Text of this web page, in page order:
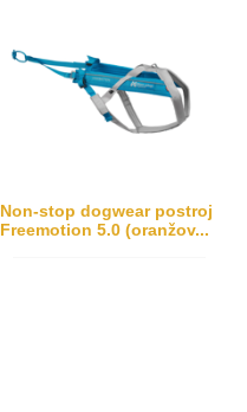
Non-stop dogwear postroj
Freemotion 5.0 (oranžov...